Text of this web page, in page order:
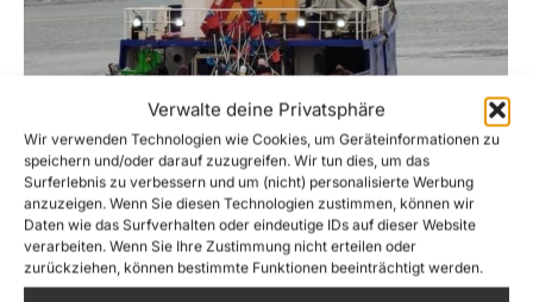
Verwalte deine Privatsphäre
Wir verwenden Technologien wie Cookies, um Geräteinformationen zu
speichern und/oder darauf zuzugreifen. Wir tun dies, um das
Surferlebnis zu verbessern und um (nicht) personalisierte Werbung
anzuzeigen. Wenn Sie diesen Technologien zustimmen, können wir
Daten wie das Surfverhalten oder eindeutige IDs auf dieser Website
verarbeiten. Wenn Sie Ihre Zustimmung nicht erteilen oder
zurückziehen, können bestimmte Funktionen beeinträchtigt werden.